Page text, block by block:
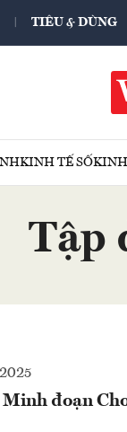
TIÊU & DÙNG
KINH TẾ SỐ
Tập
đoạn